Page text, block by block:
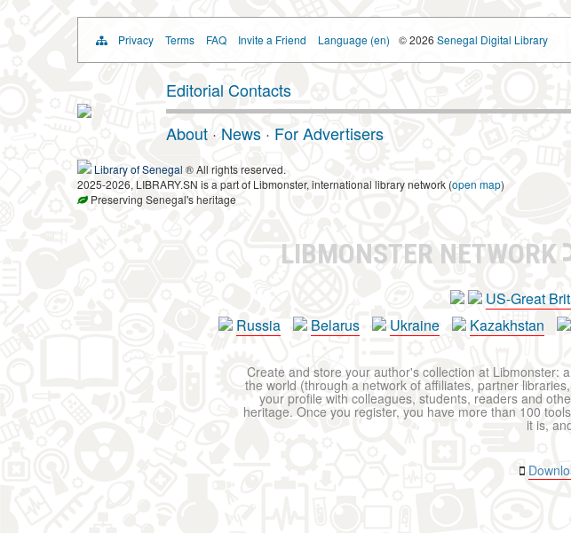
Privacy Terms FAQ Invite a Friend Language (en) © 2026 Senegal Digital Library
Editorial Contacts
About · News · For Advertisers
Library of Senegal ® All rights reserved.
2025-2026, LIBRARY.SN is a part of Libmonster, international library network (open map)
Preserving Senegal's heritage
LIBMONSTER NETWORK
US-Great
Russia
Belarus Ukraine Kazakhstan
Create and store your author's collection at Libmonster:
the world (through a network of affiliates, partner
your profile with colleagues, students, readers and
heritage. Once you register, you have more than 100
it is,